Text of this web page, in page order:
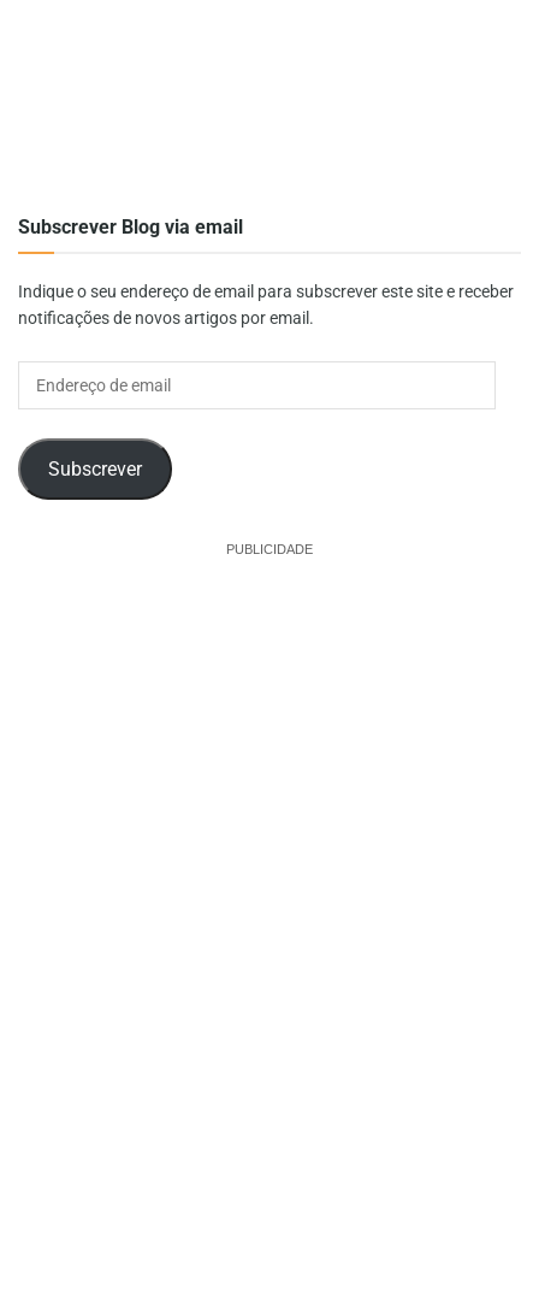
Subscrever Blog via email
Indique o seu endereço de email para subscrever este site e receber
notificações de novos artigos por email.
Subscrever
PUBLICIDADE